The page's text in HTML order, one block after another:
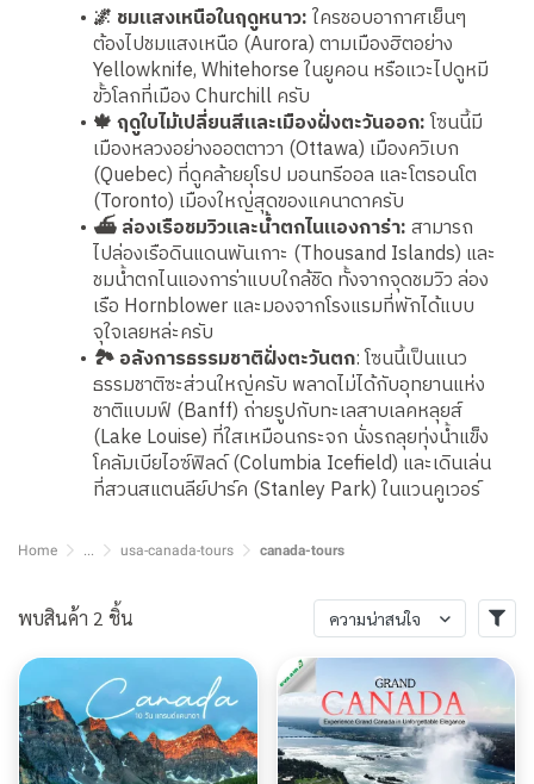
🌌 ชมแสงเหนือในฤดูหนาว:ใครชอบอากาศเย็นๆ
ต้องไปชมแสงเหนือ (Aurora) ตามเมืองฮิตอย่าง
Yellowknife, Whitehorse ในยูคอน หรือแวะไปดูหมี
ขั้วโลกที่เมือง Churchill ครับ
🍁 ฤดูใบไม้เปลี่ยนสีและเมืองฝั่งตะวันออก:โซนนี้มี
เมืองหลวงอย่างออตตาวา (Ottawa) เมืองควิเบก
(Quebec) ที่ดูคล้ายยุโรป มอนทรีออล และโตรอนโต
(Toronto) เมืองใหญ่สุดของแคนาดาครับ
⛴️ ล่องเรือชมวิวและน้ำตกไนแองการ่า:สามารถ
ไปล่องเรือดินแดนพันเกาะ (Thousand Islands) และ
ชมน้ำตกไนแองการ่าแบบใกล้ชิด ทั้งจากจุดชมวิว ล่อง
เรือ Hornblower และมองจากโรงแรมที่พักได้แบบ
จุใจเลยหล่ะครับ
🏞️ อลังการธรรมชาติฝั่งตะวันตก: โซนนี้เป็นแนว
ธรรมชาติซะส่วนใหญ่ครับ พลาดไม่ได้กับอุทยานแห่ง
ชาติแบมฟ์ (Banff) ถ่ายรูปกับทะเลสาบเลคหลุยส์
(Lake Louise) ที่ใสเหมือนกระจก นั่งรถลุยทุ่งน้ำแข็ง
โคลัมเบียไอซ์ฟิลด์ (Columbia Icefield) และเดินเล่น
ที่สวนสแตนลีย์ปาร์ค (Stanley Park) ในแวนคูเวอร์
Home ... usa-canada-tours canada-tours
พบสินค้า 2 ชิ้น ความน่าสนใจ